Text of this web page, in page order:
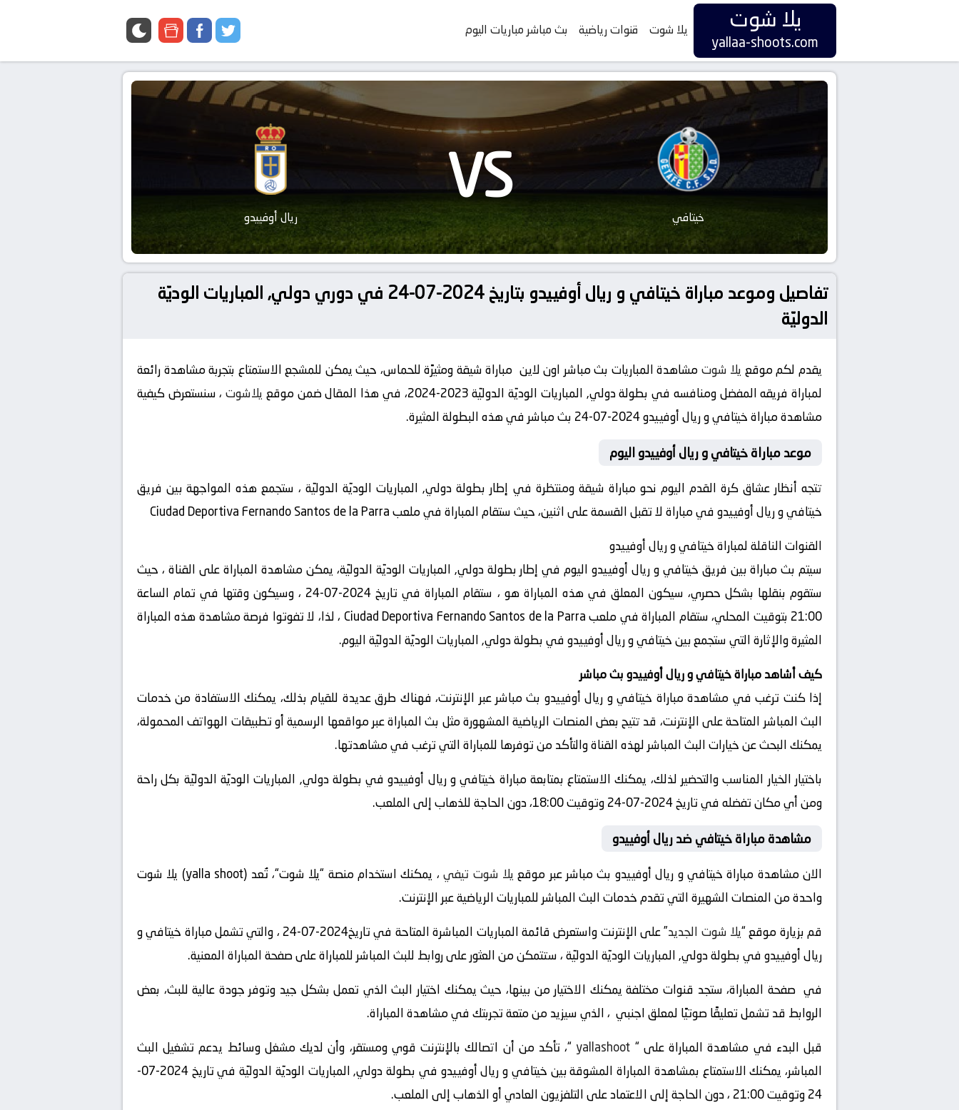
يلا شوت
yallaa-shoots.com
يلا شوت قنوات رياضية بث مباشر مباريات اليوم twitter
facebook
google
خيتافي VS ريال أوفييدو
تفاصيل وموعد مباراة خيتافي و ريال أوفييدو بتاريخ 2024-07-24 في دوري دولي, المباريات الوديّة
الدوليّة
يقدم لكم موقع يلا شوت مشاهدة المباريات بث مباشر اون لاين مباراة شيقة ومثيرًة للحماس، حيث يمكن للمشجع الاستمتاع بتجربة مشاهدة رائعة
لمباراة فريقه المفضل ومنافسه في بطولة دولي, المباريات الوديّة الدوليّة 2023-2024، في هذا المقال ضمن موقع
يلاشوت، سنستعرض كيفية
مشاهدة مباراة خيتافي و ريال أوفييدو 2024-07-24 بث مباشر في هذه البطولة المثيرة.
موعد مباراة خيتافي و ريال أوفييدو اليوم
تتجه أنظار عشاق كرة القدم اليوم نحو مباراة شيقة ومنتظرة في إطار بطولة دولي, المباريات الوديّة الدوليّة ، ستجمع هذه المواجهة بين فريق
خيتافي و ريال أوفييدو في مباراة لا تقبل القسمة على اثنين، حيث ستقام المباراة في ملعب Ciudad Deportiva Fernando Santos de la Parra
القنوات الناقلة لمباراة خيتافي و ريال أوفييدو
سيتم بث مباراة بين فريق خيتافي و ريال أوفييدو اليوم في إطار بطولة دولي, المباريات الوديّة الدوليّة، يمكن مشاهدة المباراة على القناة ، حيث
ستقوم بنقلها بشكل حصري، سيكون المعلق في هذه المباراة هو ، ستقام المباراة في تاريخ 2024-07-24 ، وسيكون وقتها في تمام الساعة
21:00 بتوقيت المحلي، ستقام المباراة في ملعب Ciudad Deportiva Fernando Santos de la Parra ، لذا، لا تفوتوا فرصة مشاهدة هذه المباراة
المثيرة والإثارة التي ستجمع بين خيتافي و ريال أوفييدو في بطولة دولي, المباريات الوديّة الدوليّة اليوم.
كيف أشاهد مباراة خيتافي و ريال أوفييدو بث مباشر
إذا كنت ترغب في مشاهدة مباراة خيتافي و ريال أوفييدو بث مباشر عبر الإنترنت، فهناك طرق عديدة للقيام بذلك، يمكنك الاستفادة من خدمات
البث المباشر المتاحة على الإنترنت، قد تتيح بعض المنصات الرياضية المشهورة مثل بث المباراة عبر مواقعها الرسمية أو تطبيقات الهواتف المحمولة،
يمكنك البحث عن خيارات البث المباشر لهذه القناة والتأكد من توفرها للمباراة التي ترغب في مشاهدتها.
باختيار الخيار المناسب والتحضير لذلك، يمكنك الاستمتاع بمتابعة مباراة خيتافي و ريال أوفييدو في بطولة دولي, المباريات الوديّة الدوليّة بكل راحة
ومن أي مكان تفضله في تاريخ 2024-07-24 وتوقيت 18:00، دون الحاجة للذهاب إلى الملعب.
مشاهدة مباراة خيتافي ضد ريال أوفييدو
الان مشاهدة مباراة خيتافي و ريال أوفييدو بث مباشر عبر موقع يلا شوت تيفي
، يمكنك استخدام منصة “يلا شوت“، تُعد (yalla shoot) يلا شوت
واحدة من المنصات الشهيرة التي تقدم خدمات البث المباشر للمباريات الرياضية عبر الإنترنت.
قم بزيارة موقع “يلا شوت الجديد
” على الإنترنت واستعرض قائمة المباريات المباشرة المتاحة في تاريخ2024-07-24 ، والتي تشمل مباراة خيتافي و
ريال أوفييدو في بطولة دولي, المباريات الوديّة الدوليّة ، ستتمكن من العثور على روابط للبث المباشر للمباراة على صفحة المباراة المعنية.
في صفحة المباراة، ستجد قنوات مختلفة يمكنك الاختيار من بينها، حيث يمكنك اختيار البث الذي تعمل بشكل جيد وتوفر جودة عالية للبث، بعض
الروابط قد تشمل تعليقًا صوتيًا لمعلق اجنبي ، الذي سيزيد من متعة تجربتك في مشاهدة المباراة.
قبل البدء في مشاهدة المباراة على “
“، تأكد من أن اتصالك بالإنترنت قوي ومستقر، وأن لديك مشغل وسائط يدعم تشغيل البث
المباشر، يمكنك الاستمتاع بمشاهدة المباراة المشوقة بين خيتافي و ريال أوفييدو في بطولة دولي, المباريات الوديّة الدوليّة في تاريخ 2024-07-
24 وتوقيت 21:00 ، دون الحاجة إلى الاعتماد على التلفزيون العادي أو الذهاب إلى الملعب.